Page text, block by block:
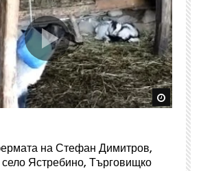
Watch
на Стефан Димитров,
Ястребино, Търговищко